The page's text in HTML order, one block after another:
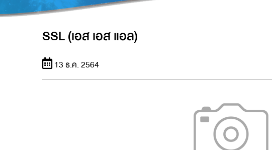
SSL (เอส เอส แอล)
13 ธ.ค. 2564